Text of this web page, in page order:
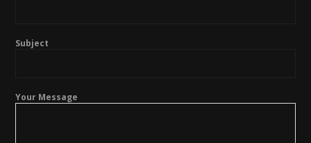
Subject
Your Message